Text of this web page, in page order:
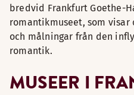
bredvid Frankfurt Goethe-
romantikmuseet, som
och målningar från den
romantik.
MUSEER I